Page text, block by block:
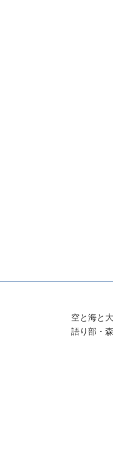
空と海と
語り部・